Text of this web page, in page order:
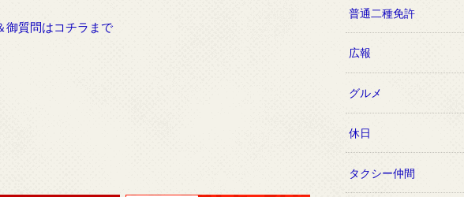
御質問はコチラまで
普通二種免許
広報
グルメ
休日
タクシー仲間